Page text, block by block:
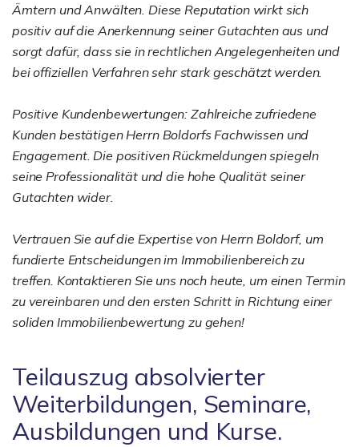
Ämtern und Anwälten. Diese Reputation wirkt sich
positiv auf die Anerkennung seiner Gutachten aus und
sorgt dafür, dass sie in rechtlichen Angelegenheiten und
bei offiziellen Verfahren sehr stark geschätzt werden.
Positive Kundenbewertungen: Zahlreiche zufriedene
Kunden bestätigen Herrn Boldorfs Fachwissen und
Engagement. Die positiven Rückmeldungen spiegeln
seine Professionalität und die hohe Qualität seiner
Gutachten wider.
Vertrauen Sie auf die Expertise von Herrn Boldorf, um
fundierte Entscheidungen im Immobilienbereich zu
treffen. Kontaktieren Sie uns noch heute, um einen Termin
zu vereinbaren und den ersten Schritt in Richtung einer
soliden Immobilienbewertung zu gehen!
Teilauszug absolvierter
Weiterbildungen, Seminare,
Ausbildungen und Kurse.